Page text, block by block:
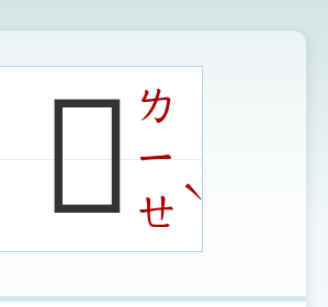
示
圖
𨆍ㄌ
ㄧ
ㄝ
ˋ